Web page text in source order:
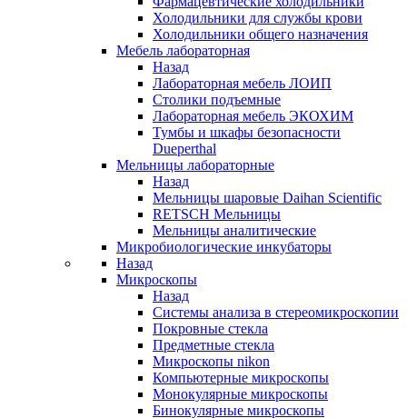
Холодильники для службы крови
Холодильники общего назначения
Мебель лабораторная
Назад
Лабораторная мебель ЛОИП
Столики подъемные
Лабораторная мебель ЭКОХИМ
Тумбы и шкафы безопасности
Dueperthal
Мельницы лабораторные
Назад
Мельницы шаровые Daihan Scientific
RETSCH Мельницы
Мельницы аналитические
Микробиологические инкубаторы
Назад
Микроскопы
Назад
Системы анализа в стереомикроскопии
Покровные стекла
Предметные стекла
Микроскопы nikon
Компьютерные микроскопы
Монокулярные микроскопы
Бинокулярные микроскопы